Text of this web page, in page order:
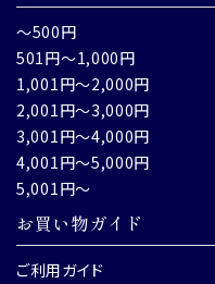
～500円
501円～1,000円
1,001円～2,000円
2,001円～3,000円
3,001円～4,000円
4,001円～5,000円
5,001円～
お買い物ガイド
ご利用ガイド